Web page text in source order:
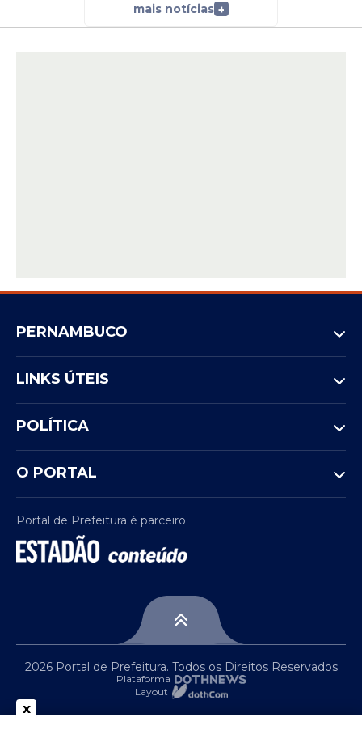
mais notícias +
PERNAMBUCO
LINKS ÚTEIS
POLÍTICA
O PORTAL
Portal de Prefeitura é parceiro
2026 Portal de Prefeitura. Todos os Direitos Reservados
Plataforma
Layout
x